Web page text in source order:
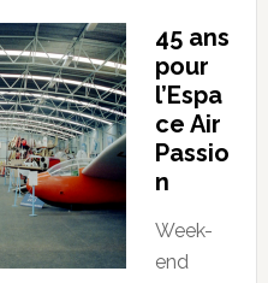
45 ans
pour
l’Espa
ce Air
Passio
n
Week-
end